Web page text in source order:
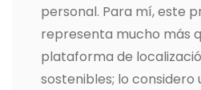
personal. Para mí, este
representa mucho más
plataforma de
sostenibles; lo considero